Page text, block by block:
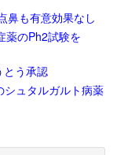
鼻も有意効果なし
薬のPh2試験を
とう承認
ュタルガルト病薬